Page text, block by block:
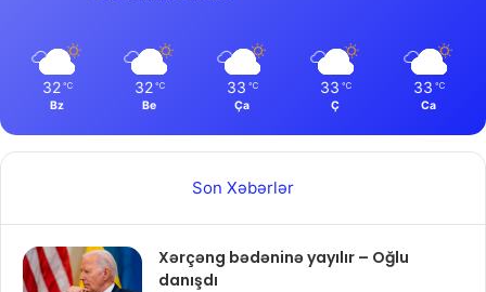
32 ℃
Bz
32 ℃
Be
33 ℃
Ça
33 ℃
Ç
33 ℃
Ca
Son Xəbərlər
Xərçəng bədəninə yayılır – Oğlu
danışdı